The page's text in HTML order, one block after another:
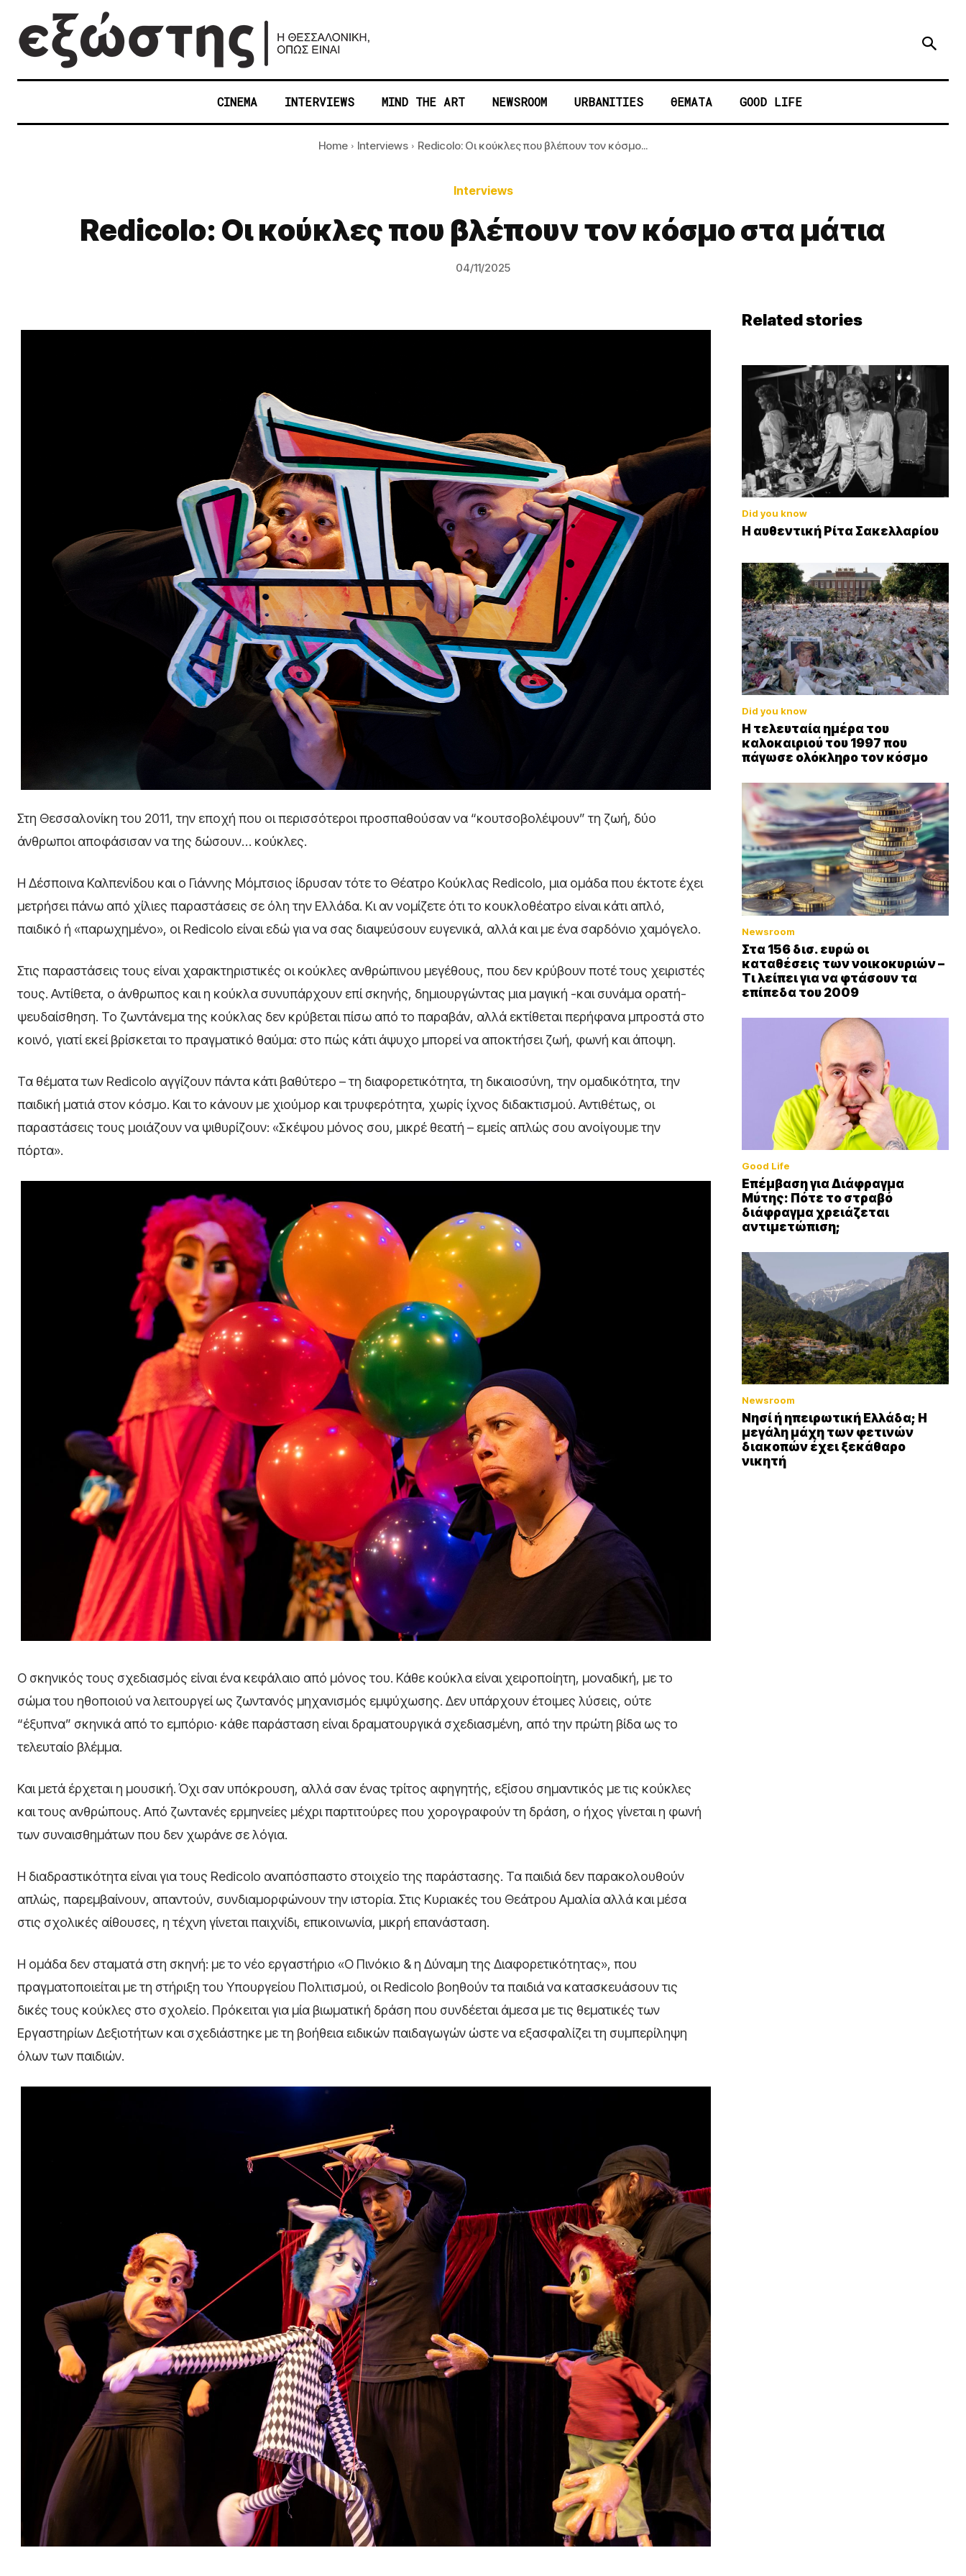
CINEMA INTERVIEWS MIND THE ART NEWSROOM URBANITIES ΘΕΜΑΤΑ GOOD LIFE
Home Interviews Redicolo: Οι κούκλες που βλέπουν τον κόσμο...
Interviews
Redicolo: Οι κούκλες που βλέπουν τον κόσμο στα μάτια
04/11/2025
Στη Θεσσαλονίκη του 2011, την εποχή που οι περισσότεροι προσπαθούσαν να “κουτσοβολέψουν” τη ζωή, δύο
άνθρωποι αποφάσισαν να της δώσουν… κούκλες.
Η Δέσποινα Καλπενίδου και ο Γιάννης Μόμτσιος ίδρυσαν τότε το Θέατρο Κούκλας Redicolo, μια ομάδα που έκτοτε έχει
μετρήσει πάνω από χίλιες παραστάσεις σε όλη την Ελλάδα. Κι αν νομίζετε ότι το κουκλοθέατρο είναι κάτι απλό,
παιδικό ή «παρωχημένο», οι Redicolo είναι εδώ για να σας διαψεύσουν ευγενικά, αλλά και με ένα σαρδόνιο χαμόγελο.
Στις παραστάσεις τους είναι χαρακτηριστικές οι κούκλες ανθρώπινου μεγέθους, που δεν κρύβουν ποτέ τους χειριστές
τους. Αντίθετα, ο άνθρωπος και η κούκλα συνυπάρχουν επί σκηνής, δημιουργώντας μια μαγική -και συνάμα ορατή-
ψευδαίσθηση. Το ζωντάνεμα της κούκλας δεν κρύβεται πίσω από το παραβάν, αλλά εκτίθεται περήφανα μπροστά στο
κοινό, γιατί εκεί βρίσκεται το πραγματικό θαύμα: στο πώς κάτι άψυχο μπορεί να αποκτήσει ζωή, φωνή και άποψη.
Τα θέματα των Redicolo αγγίζουν πάντα κάτι βαθύτερο – τη διαφορετικότητα, τη δικαιοσύνη, την ομαδικότητα, την
παιδική ματιά στον κόσμο. Και το κάνουν με χιούμορ και τρυφερότητα, χωρίς ίχνος διδακτισμού. Αντιθέτως, οι
παραστάσεις τους μοιάζουν να ψιθυρίζουν: «Σκέψου μόνος σου, μικρέ θεατή – εμείς απλώς σου ανοίγουμε την
πόρτα».
Ο σκηνικός τους σχεδιασμός είναι ένα κεφάλαιο από μόνος του. Κάθε κούκλα είναι χειροποίητη, μοναδική, με το
σώμα του ηθοποιού να λειτουργεί ως ζωντανός μηχανισμός εμψύχωσης. Δεν υπάρχουν έτοιμες λύσεις, ούτε
“έξυπνα” σκηνικά από το εμπόριο· κάθε παράσταση είναι δραματουργικά σχεδιασμένη, από την πρώτη βίδα ως το
τελευταίο βλέμμα.
Και μετά έρχεται η μουσική. Όχι σαν υπόκρουση, αλλά σαν ένας τρίτος αφηγητής, εξίσου σημαντικός με τις κούκλες
και τους ανθρώπους. Από ζωντανές ερμηνείες μέχρι παρτιτούρες που χορογραφούν τη δράση, ο ήχος γίνεται η φωνή
των συναισθημάτων που δεν χωράνε σε λόγια.
Η διαδραστικότητα είναι για τους Redicolo αναπόσπαστο στοιχείο της παράστασης. Τα παιδιά δεν παρακολουθούν
απλώς, παρεμβαίνουν, απαντούν, συνδιαμορφώνουν την ιστορία. Στις Κυριακές του Θεάτρου Αμαλία αλλά και μέσα
στις σχολικές αίθουσες, η τέχνη γίνεται παιχνίδι, επικοινωνία, μικρή επανάσταση.
Η ομάδα δεν σταματά στη σκηνή: με το νέο εργαστήριο «Ο Πινόκιο & η Δύναμη της Διαφορετικότητας», που
πραγματοποιείται με τη στήριξη του Υπουργείου Πολιτισμού, οι Redicolo βοηθούν τα παιδιά να κατασκευάσουν τις
δικές τους κούκλες στο σχολείο. Πρόκειται για μία βιωματική δράση που συνδέεται άμεσα με τις θεματικές των
Εργαστηρίων Δεξιοτήτων και σχεδιάστηκε με τη βοήθεια ειδικών παιδαγωγών ώστε να εξασφαλίζει τη συμπερίληψη
όλων των παιδιών.
Related stories
Did you know
Η αυθεντική Ρίτα Σακελλαρίου
Did you know
Η τελευταία ημέρα του
καλοκαιριού του 1997 που
πάγωσε ολόκληρο τον κόσμο
Newsroom
Στα 156 δισ. ευρώ οι
καταθέσεις των νοικοκυριών –
Τι λείπει για να φτάσουν τα
επίπεδα του 2009
Good Life
Επέμβαση για Διάφραγμα
Μύτης: Πότε το στραβό
διάφραγμα χρειάζεται
αντιμετώπιση;
Newsroom
Νησί ή ηπειρωτική Ελλάδα; Η
μεγάλη μάχη των φετινών
διακοπών έχει ξεκάθαρο
νικητή